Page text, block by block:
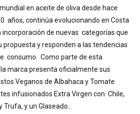
en aceite de oliva desde hace
años, continúa evolucionando en Costa
incorporación de nuevas categorías que
propuesta y responden a las tendencias
consumo. Como parte de esta
marca presenta oficialmente sus
Veganos de Albahaca y Tomate
infusionados Extra Virgen con Chile,
Trufa, y un Glaseado…